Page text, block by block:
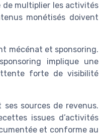
multiplier les activités
monétisés doivent
mécénat et sponsoring.
implique une
forte de visibilité
sources de revenus.
issues d’activités
et conforme au